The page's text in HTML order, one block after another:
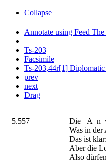
Collapse
Annotate using Feed
Ts-203
Facsimile
Ts-203,44r[1]
prev
next
Drag
5.557 Die
Was in der
Das ist
Aber die
Also